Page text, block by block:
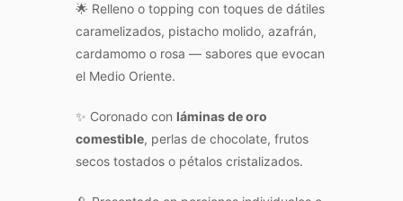
🌟 Relleno o topping con toques de dátiles
caramelizados, pistacho molido, azafrán,
cardamomo o rosa — sabores que evocan
el Medio Oriente.
✨ Coronado con láminas de oro
comestible, perlas de chocolate, frutos
secos tostados o pétalos cristalizados.